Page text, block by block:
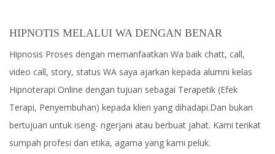
HIPNOTIS MELALUI WA DENGAN BENAR
Hipnosis Proses dengan memanfaatkan Wa baik chatt, call,
video call, story, status WA saya ajarkan kepada alumni kelas
Hipnoterapi Online dengan tujuan sebagai Terapetik (Efek
Terapi, Penyembuhan) kepada klien yang dihadapi.Dan bukan
bertujuan untuk iseng- ngerjani atau berbuat jahat. Kami terikat
sumpah profesi dan etika, agama yang kami peluk.